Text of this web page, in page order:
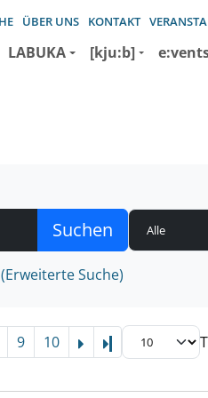
ÜBER UNS KONTAKT
LABUKA [kju:b]
Suche)
9 10 Letzte Seite